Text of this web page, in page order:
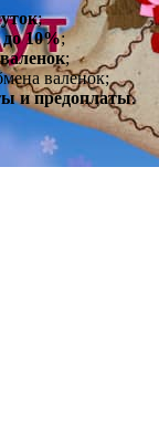
;
10%;
;
валенок;
и предоплаты.